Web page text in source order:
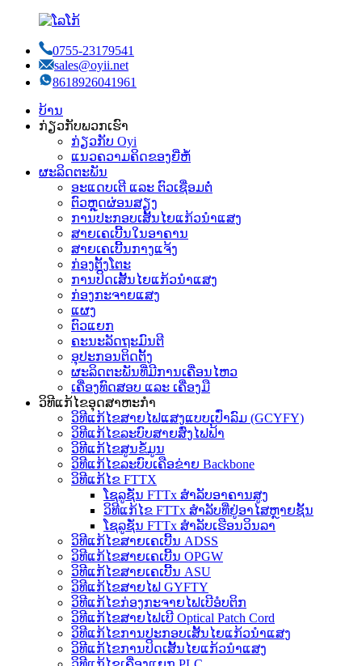
0755-23179541
sales@oyii.net
8618926041961
ບ້ານ
ກ່ຽວກັບພວກເຮົາ
ກ່ຽວກັບ Oyi
ແນວຄວາມຄິດຂອງຍີ່ຫໍ້
ຜະລິດຕະພັນ
ອະແດບເຕີ ແລະ ຕົວເຊື່ອມຕໍ່
ຕົວຫຼຸດຜ່ອນສຽງ
ການປະກອບເສັ້ນໄຍແກ້ວນຳແສງ
ສາຍເຄເບີ້ນໃນອາຄານ
ສາຍເຄເບີ້ນກາງແຈ້ງ
ກ່ອງຕັ້ງໂຕະ
ການປິດເສັ້ນໄຍແກ້ວນຳແສງ
ກ່ອງກະຈາຍແສງ
ແຜງ
ຕົວແຍກ
ຄະນະລັດຖະມົນຕີ
ອຸປະກອນຕິດຕັ້ງ
ຜະລິດຕະພັນທີ່ມີການເຄື່ອນໄຫວ
ເຄື່ອງທົດສອບ ແລະ ເຄື່ອງມື
ວິທີແກ້ໄຂອຸດສາຫະກໍາ
ວິທີແກ້ໄຂສາຍໄຟແສງແບບເປົ່າລົມ (GCYFY)
ວິທີແກ້ໄຂລະບົບສາຍສົ່ງໄຟຟ້າ
ວິທີແກ້ໄຂສູນຂໍ້ມູນ
ວິທີແກ້ໄຂລະບົບເຄືອຂ່າຍ Backbone
ວິທີແກ້ໄຂ FTTX
ໂຊລູຊັ່ນ FTTx ສຳລັບອາຄານສູງ
ວິທີແກ້ໄຂ FTTx ສຳລັບທີ່ຢູ່ອາໄສຫຼາຍຊັ້ນ
ໂຊລູຊັ່ນ FTTx ສຳລັບເຮືອນວິນລາ
ວິທີແກ້ໄຂສາຍເຄເບີ້ນ ADSS
ວິທີແກ້ໄຂສາຍເຄເບີ້ນ OPGW
ວິທີແກ້ໄຂສາຍເຄເບີ້ນ ASU
ວິທີແກ້ໄຂສາຍໄຟ GYFTY
ວິທີແກ້ໄຂກ່ອງກະຈາຍໄຟເບີອໍບຕິກ
ວິທີແກ້ໄຂສາຍໄຟເບີ Optical Patch Cord
ວິທີແກ້ໄຂການປະກອບເສັ້ນໄຍແກ້ວນຳແສງ
ວິທີແກ້ໄຂການປິດເສັ້ນໄຍແກ້ວນຳແສງ